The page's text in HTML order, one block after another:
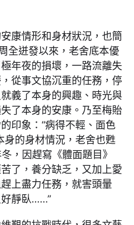
康情形和身材狀況，也簡
全迸發以來，老舍底本優
年夜的損壞，一路流離失
從事文協沉重的任務，停
義了本身的興趣、時光與
了本身的安康。乃至梅貽
印象：“病得不輕、面色
身的身材情況，老舍也甦
，因趕寫《體面題目》
了，養分缺乏，又加上愛
上盡力任務，就害頭暈
靜臥……”